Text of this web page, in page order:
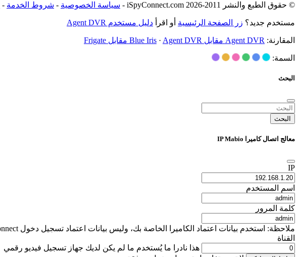
© حقوق الطبع والنشر 2011-2026 iSpyConnect.com - سياسة الخصوصية - شروط الخدمة -
مستخدم جديد؟ زر الصفحة الرئيسية أو اقرأ دليل مستخدم Agent DVR
المقارنة: Agent DVR مقابل Blue Iris · Agent DVR مقابل Frigate
السمة:
البحث
البحث
معالج اتصال كاميرا IP Mabio
IP
اسم المستخدم
كلمة المرور
ملاحظة: استخدم بيانات اعتماد الكاميرا الخاصة بك، وليس بيانات اعتماد تسجيل دخول iSpyConnect الخاصة بك. يتم استخدام هذه التفاصيل محليًا فقط لإنشاء عنوان URL الخاص بك ولا يتم إرسالها إلى خوادمنا.
القناة
هذا نادرا ما يُستخدم ما لم يكن لديك جهاز تسجيل فيديو رقمي